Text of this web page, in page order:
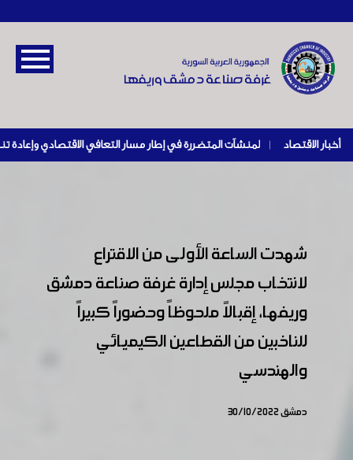
أخبار الاقتصاد |
شهدت الساعة الأولى من الاقتراع
لانتخاب مجلس إدارة غرفة صناعة دمشق
وريفها، إقبالاً ملحوظاً وحضوراً كبيراً
للناخبين من القطاعين الكيميائي
والهندسي
دمشق 30/10/2022